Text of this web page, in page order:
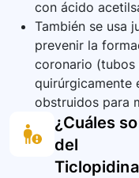
con ácido
También se usa
prevenir la
coronario
quirúrgicamente
obstruidos para
¿Cuáles
del
Ticlopidina